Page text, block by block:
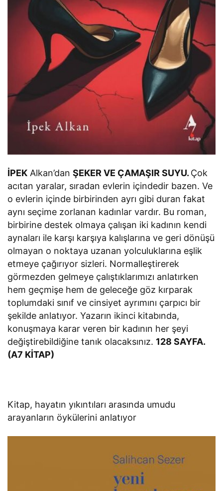
İPEK Alkan’danŞEKER VE ÇAMAŞIR SUYU. Çok
acıtan yaralar, sıradan evlerin içindedir bazen. Ve
o evlerin içinde birbirinden ayrı gibi duran fakat
aynı seçime zorlanan kadınlar vardır. Bu roman,
birbirine destek olmaya çalışan iki kadının kendi
aynaları ile karşı karşıya kalışlarına ve geri dönüşü
olmayan o noktaya uzanan yolculuklarına eşlik
etmeye çağırıyor sizleri. Normalleştirerek
görmezden gelmeye çalıştıklarımızı anlatırken
hem geçmişe hem de geleceğe göz kırparak
toplumdaki sınıf ve cinsiyet ayrımını çarpıcı bir
şekilde anlatıyor. Yazarın ikinci kitabında,
konuşmaya karar veren bir kadının her şeyi
değiştirebildiğine tanık olacaksınız. 128 SAYFA.
(A7 KİTAP)
Kitap, hayatın yıkıntıları arasında umudu
arayanların öykülerini anlatıyor